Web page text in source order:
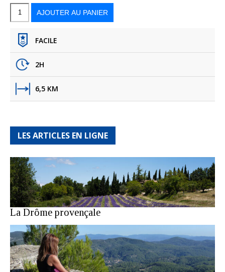
quantité
Cougourlier
AJOUTER AU PANIER
FACILE
2H
6,5 KM
LES ARTICLES EN LIGNE
La Drôme provençale